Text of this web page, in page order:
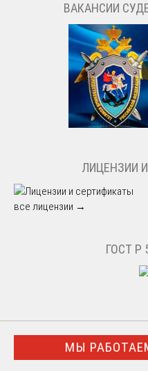
ВАКАНСИИ
ЛИЦЕНЗИИ
все лицензии →
ГОСТ Р
МЫ